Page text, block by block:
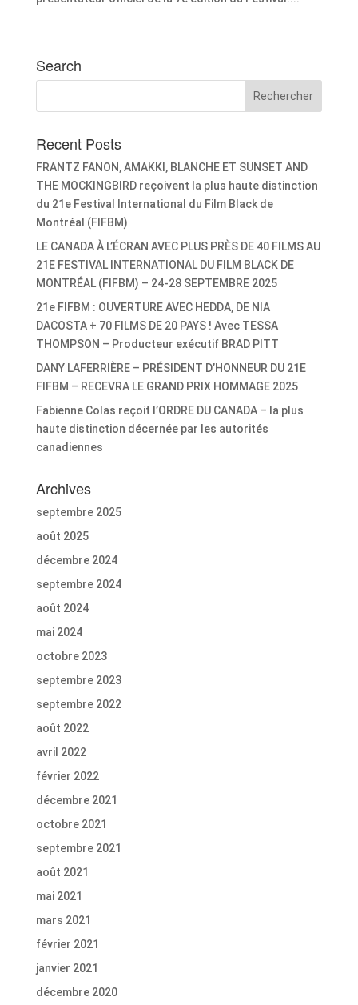
Search
Recent Posts
FRANTZ FANON, AMAKKI, BLANCHE ET SUNSET AND
THE MOCKINGBIRD reçoivent la plus haute distinction
du 21e Festival International du Film Black de
Montréal (FIFBM)
LE CANADA À L’ÉCRAN AVEC PLUS PRÈS DE 40 FILMS AU
21E FESTIVAL INTERNATIONAL DU FILM BLACK DE
MONTRÉAL (FIFBM) – 24-28 SEPTEMBRE 2025
21e FIFBM : OUVERTURE AVEC HEDDA, DE NIA
DACOSTA + 70 FILMS DE 20 PAYS ! Avec TESSA
THOMPSON – Producteur exécutif BRAD PITT
DANY LAFERRIÈRE – PRÉSIDENT D’HONNEUR DU 21E
FIFBM – RECEVRA LE GRAND PRIX HOMMAGE 2025
Fabienne Colas reçoit l’ORDRE DU CANADA – la plus
haute distinction décernée par les autorités
canadiennes
Archives
septembre 2025
août 2025
décembre 2024
septembre 2024
août 2024
mai 2024
octobre 2023
septembre 2023
septembre 2022
août 2022
avril 2022
février 2022
décembre 2021
octobre 2021
septembre 2021
août 2021
mai 2021
mars 2021
février 2021
janvier 2021
décembre 2020